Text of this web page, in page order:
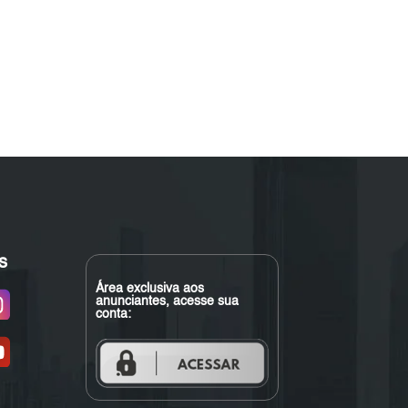
Área exclusiva aos
anunciantes, acesse sua
conta: